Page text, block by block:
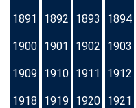
1891 1892 1893 1894
1900 1901 1902 1903
1909 1910 1911 1912
1918 1919 1920 1921